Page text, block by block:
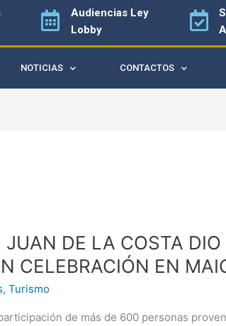
Audiencias Ley
Lobby
NOTICIAS CONTACTOS
JUAN DE LA COSTA
CELEBRACIÓN EN
, Turismo
de más de 600 personas